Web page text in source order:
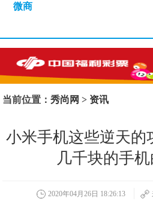
微商
当前位置：秀尚网 > 资讯
小米手机这些逆天的
几千块的手机
2020年04月26日 18:26:13